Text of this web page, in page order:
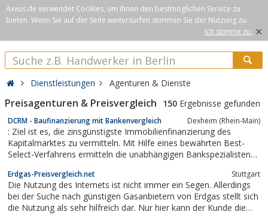
Axxus.de verwendet Cookies, um Ihnen den bestmöglichen Service zu
bieten. Wenn Sie auf der Seite weitersurfen stimmen Sie der Nutzung zu.
Ich stimme zu. ×
Dienstleistungen Agenturen & Dienste
Preisagenturen & Preisvergleich 150 Ergebnisse gefunden
DCRM - Baufinanzierung mit Bankenvergleich Dexheim (Rhein-Main)
: Ziel ist es, die zinsgünstigste Immobilienfinanzierung des
Kapitalmarktes zu vermitteln. Mit Hilfe eines bewährten Best-
Select-Verfahrens ermitteln die unabhängigen Bankspezialisten
persönliche Bestkondition. So können über die Gesamtlaufzeit
des Darlehens in aller...
Erdgas-Preisvergleich.net Stuttgart
Die Nutzung des Internets ist nicht immer ein Segen. Allerdings
bei der Suche nach günstigen Gasanbietern von Erdgas stellt sich
die Nutzung als sehr hilfreich dar. Nur hier kann der Kunde die